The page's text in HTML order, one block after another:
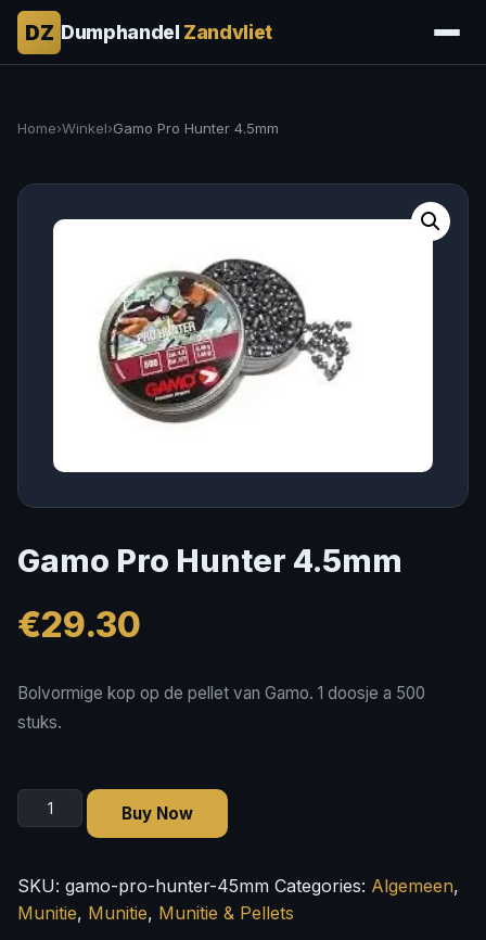
DZ Dumphandel Zandvliet
Home›Winkel›Gamo Pro Hunter 4.5mm
Gamo Pro Hunter 4.5mm
€29.30
Bolvormige kop op de pellet van Gamo. 1 doosje a 500
stuks.
Gamo
Pro
4.5mm
quantity
Buy Now
SKU: gamo-pro-hunter-45mm Categories: Algemeen,
Munitie, Munitie, Munitie & Pellets